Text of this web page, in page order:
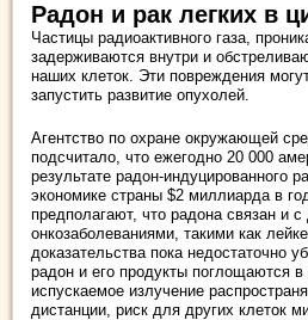
Радон и рак легких в
Частицы радиоактивного газа,
задерживаются внутри и
наших клеток. Эти повреждения
запустить развитие опухолей.
Агентство по охране окружающей
подсчитало, что ежегодно 20 000
результате радон-индуцированного
экономике страны $2 миллиарда в
предполагают, что радона связан и с
онкозаболеваниями, такими как
доказательства пока недостаточно
радон и его продукты поглощаются
испускаемое излучение
дистанции, риск для других клеток